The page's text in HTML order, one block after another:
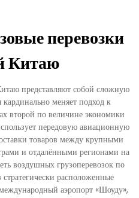
перевозки
Китаю
представляют собой сложную
кардинально меняет подход к
второй по величине экономики
передовую авиационную
товаров между крупными
и отдалёнными регионами на
воздушных грузоперевозок по
расположенные
аэропорт «Шоуду»,